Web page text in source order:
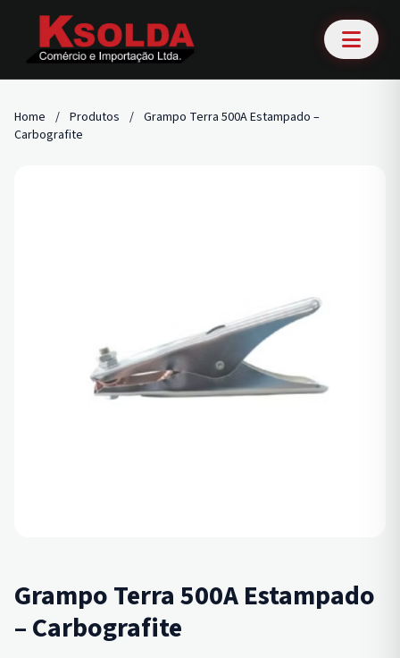
Home / Produtos / Grampo Terra 500A Estampado –
Carbografite
Grampo Terra 500A Estampado
– Carbografite